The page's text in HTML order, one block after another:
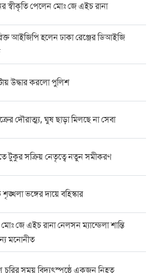
স্বীকৃতি পেলেন মোঃ জে এইচ রানা
আইজিপি হলেন ঢাকা রেঞ্জের ডিআইজি
উদ্ধার করলো পুলিশ
দৌরাত্ম্য, ঘুষ ছাড়া মিলছে না সেবা
টুকুর সক্রিয় নেতৃত্বে নতুন সমীকরণ
ভঙ্গের দায়ে বহিস্কার
জে এইচ রানা নেলসন ম্যান্ডেলা শান্তি
মনোনীত
চুরির সময় বিদ্যুৎস্পৃষ্ঠে একজন নিহত